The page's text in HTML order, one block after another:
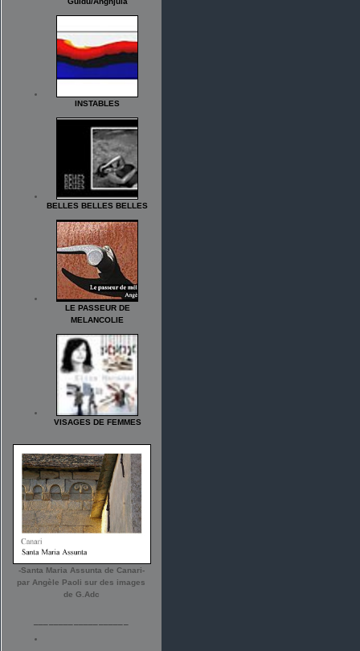
INSTABLES
BELLES BELLES BELLES
LE PASSEUR DE
MELANCOLIE
VISAGES DE FEMMES
-Santa Maria Assunta de Canari-
par Angèle Paoli sur des images
de G.Adc